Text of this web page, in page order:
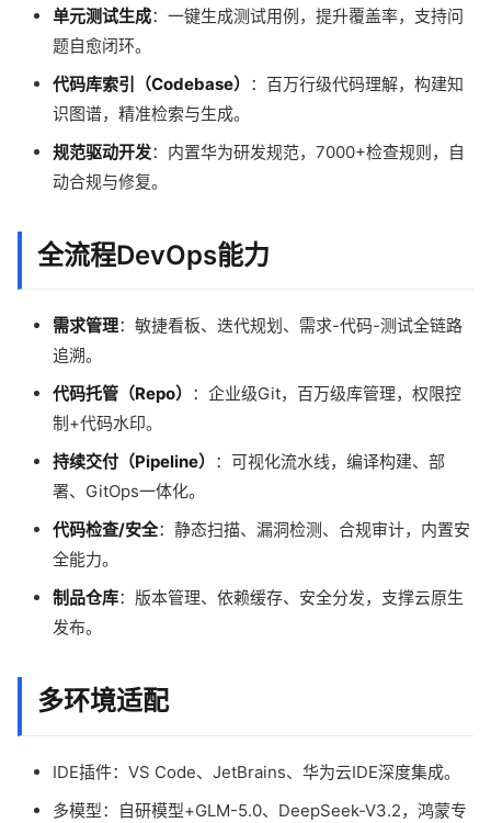
单元测试生成：一键生成测试用例，提升覆盖率，支持问
题自愈闭环。
代码库索引（Codebase） ：百万行级代码理解，构建知
识图谱，精准检索与生成。
规范驱动开发：内置华为研发规范，7000+检查规则，自
动合规与修复。
全流程DevOps能力
需求管理：敏捷看板、迭代规划、需求-代码-测试全链路
追溯。
代码托管（Repo） ：企业级Git，百万级库管理，权限控
制+代码水印。
持续交付（Pipeline） ：可视化流水线，编译构建、部
署、GitOps一体化。
代码检查/安全：静态扫描、漏洞检测、合规审计，内置安
全能力。
制品仓库：版本管理、依赖缓存、安全分发，支撑云原生
发布。
多环境适配
IDE插件：VS Code、JetBrains、华为云IDE深度集成。
多模型：自研模型+GLM-5.0、DeepSeek-V3.2，鸿蒙专